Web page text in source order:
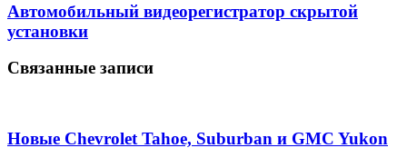
Автомобильный видеорегистратор скрытой
установки
Связанные записи
Новые Chevrolet Tahoe, Suburban и GMC Yukon